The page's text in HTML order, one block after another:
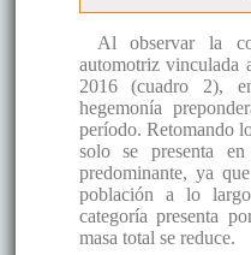
Al observar la
automotriz vinculada
2016 (cuadro 2),
hegemonía
período. Retomando
solo se presenta
predominante, ya
población a lo
categoría presenta
masa total se reduce.